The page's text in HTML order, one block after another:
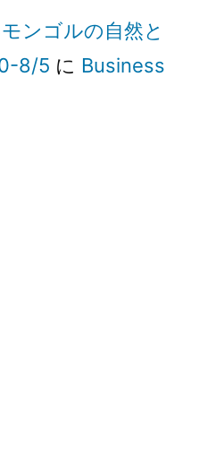
ンゴルの自然と
8/5 に Business